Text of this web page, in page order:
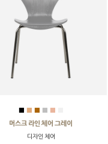
■ ■ ■ ■ ■
머스크 라인 체어 그레이
디자인 체어